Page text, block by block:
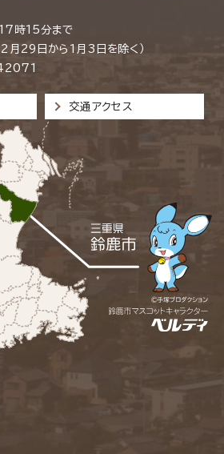
時15分まで
月29日から1月3日を除く）
交通アクセス